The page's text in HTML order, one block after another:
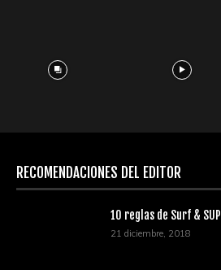
RECOMENDACIONES DEL EDITOR
10 reglas de Surf & SUP
21 diciembre, 2018